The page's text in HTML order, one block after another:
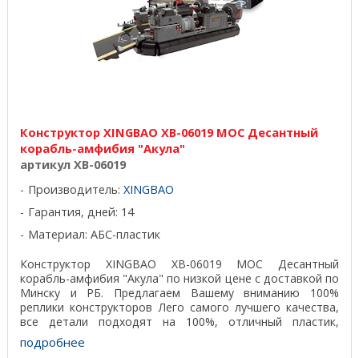
Конструктор XINGBAO XB-06019 MOC Десантный
корабль-амфибия "Акула"
артикул XB-06019
Производитель: XINGBAO
Гарантия, дней: 14
Материал: АБС-пластик
Конструктор XINGBAO XB-06019 MOC Десантный
корабль-амфибия "Акула" по низкой цене с доставкой по
Минску и РБ. Предлагаем Вашему вниманию 100%
реплики конструкторов Лего самого лучшего качества,
все детали подходят на 100%, отличный пластик,
красивая ...
подробнее